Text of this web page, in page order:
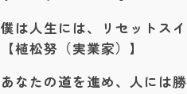
僕は人生には、リセットス
【植松努（実業家）】
あなたの道を進め、人には